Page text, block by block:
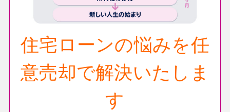
住宅ローンの悩みを任
意売却で解決いたしま
す